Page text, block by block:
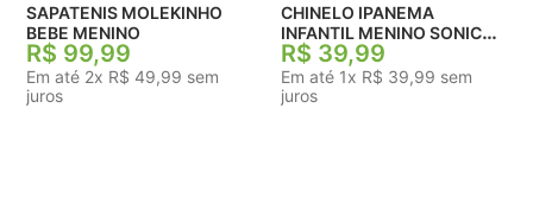
SAPATENIS MOLEKINHO
BEBE MENINO
R$ 99,99
Em até 2x R$ 49,99 sem
juros
CHINELO IPANEMA
INFANTIL MENINO SONIC
RUNNER
R$ 39,99
Em até 1x R$ 39,99 sem
juros